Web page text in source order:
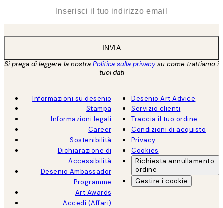
INVIA
Si prega di leggere la nostra Politica sulla privacysu come trattiamo i
tuoi dati
Informazioni su desenio
Stampa
Informazioni legali
Career
Sostenibilità
Dichiarazione di
Accessibilità
Desenio Ambassador
Programme
Art Awards
Accedi (Affari)
Desenio Art Advice
Servizio clienti
Traccia il tuo ordine
Condizioni di acquisto
Privacy
Cookies
Richiesta annullamento
ordine
Gestire i cookie